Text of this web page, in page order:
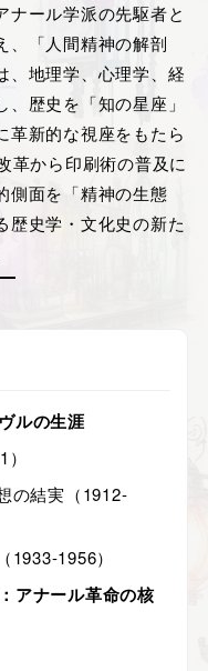
ナール学派の先駆者と
、「人間精神の解剖
、地理学、心理学、経
歴史を「知の星座」
革新的な視座をもたら
革から印刷術の普及に
側面を「精神の生態
歴史学・文化史の新た
ルの生涯
の結実（1912-
1956）
アナール革命の核